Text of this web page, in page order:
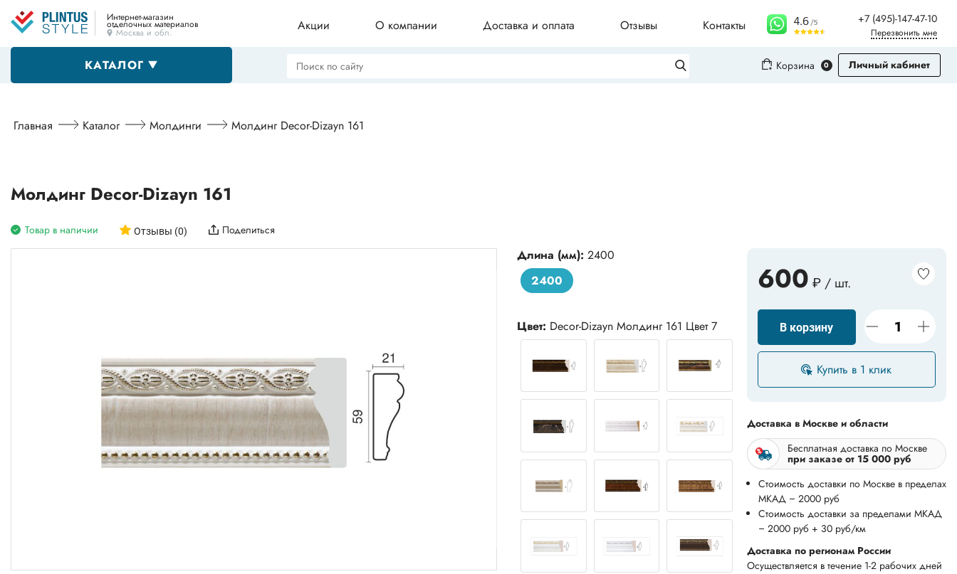
Интернет-магазин
отделочных материалов
Москва и обл. Акции О компании Доставка и оплата Отзывы Контакты +7 (495)-147-47-10
Перезвонить мне
КАТАЛОГ
Напольные плинтусы
Пороги
Комплектующие для плинтуса Сопутствующие товары
Корзина 0
Личный кабинет
Главная Каталог Молдинги Молдинг Decor-Dizayn 161
Молдинг Decor-Dizayn 161
Товар в наличии Отзывы (0) Поделиться
Длина (мм):2400
2400
Цвет: Decor-Dizayn Молдинг 161 Цвет 7
600 ₽ / шт.
В корзину
Купить в 1 клик
Доставка в Москве и области
Бесплатная доставка по Москве
при заказе от 15 000 руб
Стоимость доставки по Москве в пределах
МКАД – 2000 руб
Стоимость доставки за пределами МКАД
– 2000 руб + 30 руб/км
Доставка по регионам России
Осуществляется в течение 1-2 рабочих дней